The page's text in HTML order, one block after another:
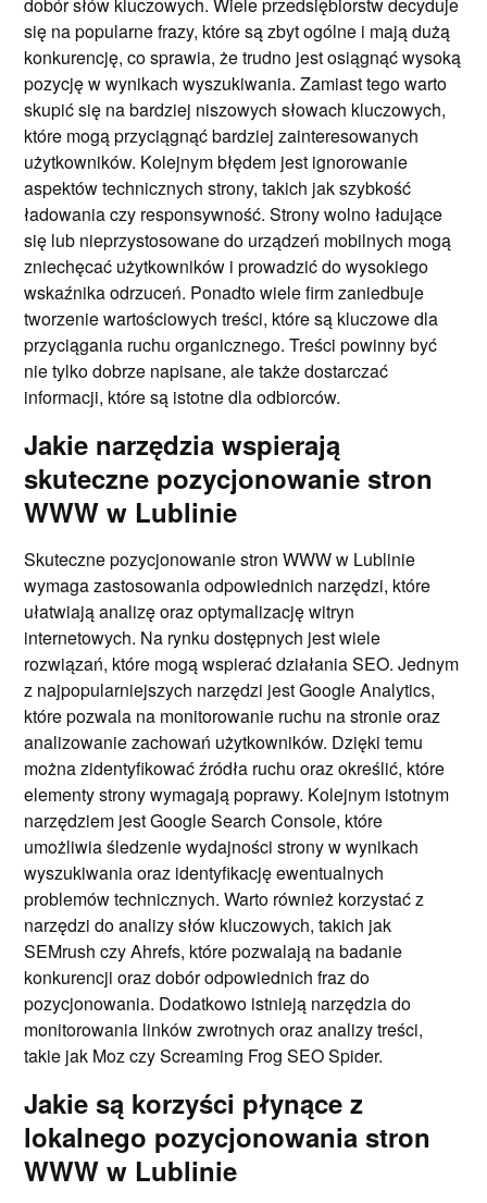
się na popularne frazy, które są zbyt ogólne i mają dużą
konkurencję, co sprawia, że trudno jest osiągnąć wysoką
pozycję w wynikach wyszukiwania. Zamiast tego warto
skupić się na bardziej niszowych słowach kluczowych,
które mogą przyciągnąć bardziej zainteresowanych
użytkowników. Kolejnym błędem jest ignorowanie
aspektów technicznych strony, takich jak szybkość
ładowania czy responsywność. Strony wolno ładujące
się lub nieprzystosowane do urządzeń mobilnych mogą
zniechęcać użytkowników i prowadzić do wysokiego
wskaźnika odrzuceń. Ponadto wiele firm zaniedbuje
tworzenie wartościowych treści, które są kluczowe dla
przyciągania ruchu organicznego. Treści powinny być
nie tylko dobrze napisane, ale także dostarczać
informacji, które są istotne dla odbiorców.
Jakie narzędzia wspierają
skuteczne pozycjonowanie stron
WWW w Lublinie
Skuteczne pozycjonowanie stron WWW w Lublinie
wymaga zastosowania odpowiednich narzędzi, które
ułatwiają analizę oraz optymalizację witryn
internetowych. Na rynku dostępnych jest wiele
rozwiązań, które mogą wspierać działania SEO. Jednym
z najpopularniejszych narzędzi jest Google Analytics,
które pozwala na monitorowanie ruchu na stronie oraz
analizowanie zachowań użytkowników. Dzięki temu
można zidentyfikować źródła ruchu oraz określić, które
elementy strony wymagają poprawy. Kolejnym istotnym
narzędziem jest Google Search Console, które
umożliwia śledzenie wydajności strony w wynikach
wyszukiwania oraz identyfikację ewentualnych
problemów technicznych. Warto również korzystać z
narzędzi do analizy słów kluczowych, takich jak
SEMrush czy Ahrefs, które pozwalają na badanie
konkurencji oraz dobór odpowiednich fraz do
pozycjonowania. Dodatkowo istnieją narzędzia do
monitorowania linków zwrotnych oraz analizy treści,
takie jak Moz czy Screaming Frog SEO Spider.
Jakie są korzyści płynące z
lokalnego pozycjonowania stron
WWW w Lublinie